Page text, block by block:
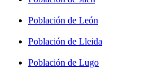
Población de León
Población de Lleida
Población de Lugo